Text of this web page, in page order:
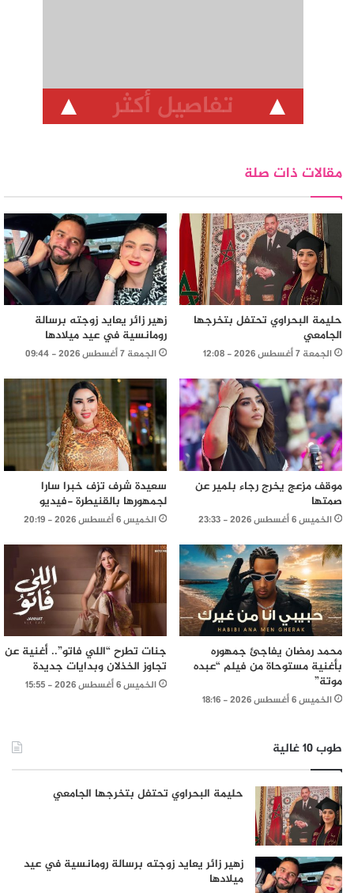
تفاصيل أكثر
مقالات ذات صلة
حليمة البحراوي تحتفل بتخرجها
الجامعي
الجمعة 7 أغسطس 2026 - 12:08
زهير زائر يعايد زوجته برسالة
رومانسية في عيد ميلادها
الجمعة 7 أغسطس 2026 - 09:44
موقف مزعج يخرج رجاء بلمير عن
صمتها
الخميس 6 أغسطس 2026 - 23:33
سعيدة شرف تزف خبرا سارا
لجمهورها بالقنيطرة -فيديو
الخميس 6 أغسطس 2026 - 20:19
محمد رمضان يفاجئ جمهوره
بأغنية مستوحاة من فيلم “عبده
موتة”
الخميس 6 أغسطس 2026 - 18:16
جنات تطرح “اللي فاتو”.. أغنية عن
تجاوز الخذلان وبدايات جديدة
الخميس 6 أغسطس 2026 - 15:55
طوب 10 غالية
حليمة البحراوي تحتفل بتخرجها الجامعي
زهير زائر يعايد زوجته برسالة رومانسية في عيد
ميلادها